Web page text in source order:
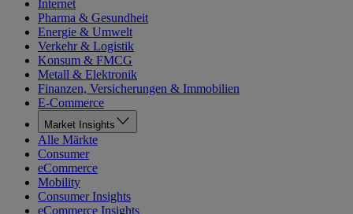
Internet
Pharma & Gesundheit
Energie & Umwelt
Verkehr & Logistik
Konsum & FMCG
Metall & Elektronik
Finanzen, Versicherungen & Immobilien
E-Commerce
Market Insights
Alle Märkte
Consumer
eCommerce
Mobility
Consumer Insights
eCommerce Insights